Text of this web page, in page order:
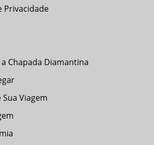
Privacidade
Chapada Diamantina
Viagem